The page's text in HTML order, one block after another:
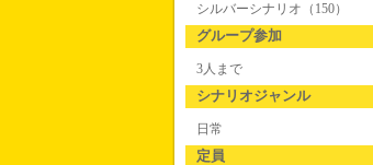
シルバーシナリオ（150）
グループ参加
3人まで
シナリオジャンル
日常
定員